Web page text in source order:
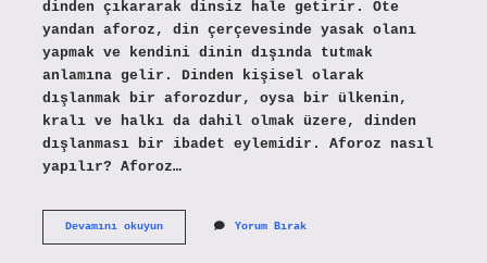
dinden çıkararak dinsiz hale getirir. Öte
yandan aforoz, din çerçevesinde yasak olanı
yapmak ve kendini dinin dışında tutmak
anlamına gelir. Dinden kişisel olarak
dışlanmak bir aforozdur, oysa bir ülkenin,
kralı ve halkı da dahil olmak üzere, dinden
dışlanması bir ibadet eylemidir. Aforoz nasıl
yapılır? Aforoz…
Devamını okuyunAforoz
Yorum Bırak